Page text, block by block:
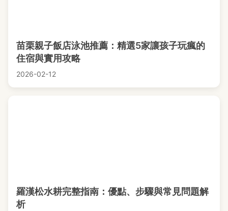
苗栗親子飯店泳池推薦：精選5家讓孩子玩瘋的
住宿與實用攻略
2026-02-12
羅漢松水耕完整指南：優點、步驟與常見問題解
析